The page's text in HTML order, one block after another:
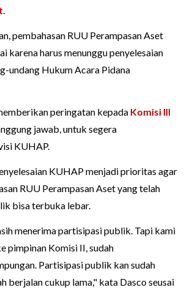
.
pembahasan RUU Perampasan Aset
karena harus menunggu penyelesaian
undang Hukum Acara Pidana
peringatan kepada Komisi III
jawab, untuk segera
KUHAP.
KUHAP menjadi prioritas agar
RUU Perampasan Aset yang telah
bisa terbuka lebar.
menerima partisipasi publik. Tapi kami
pimpinan Komisi II, sudah
Partisipasi publik kan sudah
berjalan cukup lama," kata Dasco seusai